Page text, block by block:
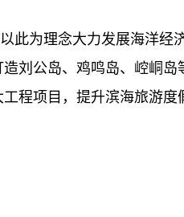
此为理念大力发展海洋经
刘公岛、鸡鸣岛、崆峒
程项目，提升滨海旅游度